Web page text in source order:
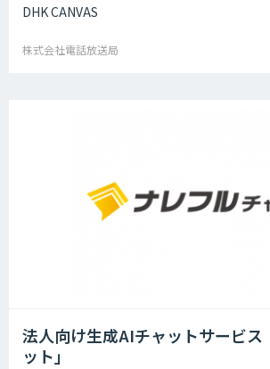
DHK CANVAS
株式会社電話放送局
法人向け生成AIチャットサービス
ット」